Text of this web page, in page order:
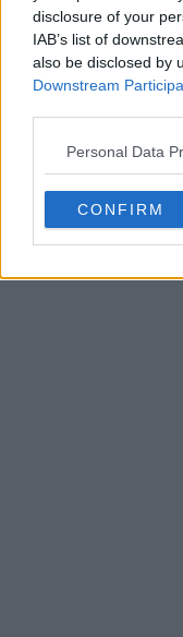
disclosure of your
IAB’s list of
also be disclosed by
Downstream
Personal Data
CONFIRM